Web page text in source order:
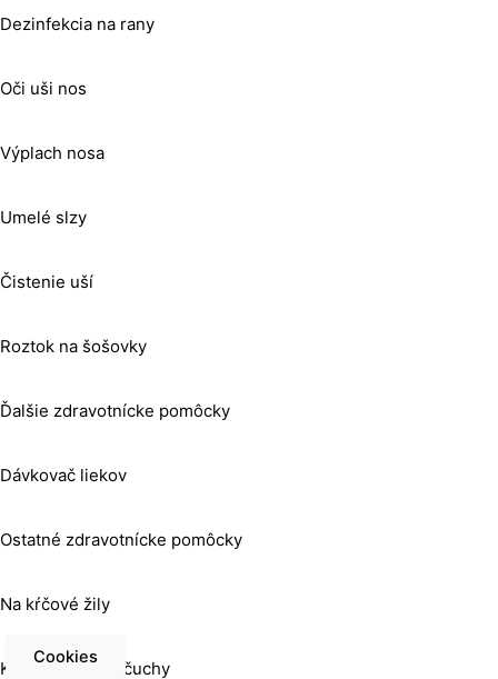
Dezinfekcia na rany
Oči uši nos
Výplach nosa
Umelé slzy
Čistenie uší
Roztok na šošovky
Ďalšie zdravotnícke pomôcky
Dávkovač liekov
Ostatné zdravotnícke pomôcky
Na kŕčové žily
Kompresné pančuchy
Cookies